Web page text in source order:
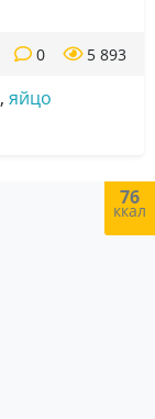
5 893
0
, яйцо
76
ккал